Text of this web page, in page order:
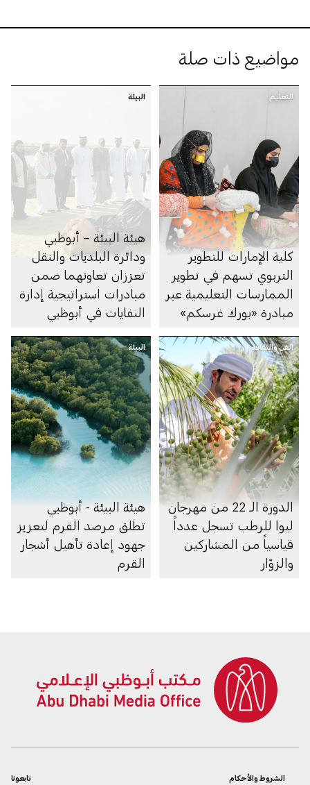
مواضيع ذات صلة
التعليم
كلية الإمارات للتطوير
التربوي تسهم في تطوير
الممارسات التعليمية عبر
مبادرة «بورك غرسكم»
البيئة
هيئة البيئة – أبوظبي
ودائرة البلديات والنقل
تعززان تعاونهما ضمن
مبادرات استراتيجية إدارة
النفايات في أبوظبي
الفن والثقافة
الدورة الـ 22 من مهرجان
ليوا للرطب تسجل عدداً
قياسياً من المشاركين
والزوّار
البيئة
هيئة البيئة - أبوظبي
تطلق مرصد القرم لتعزيز
جهود إعادة تأهيل أشجار
القرم
تابعونا
الشروط والأحكام